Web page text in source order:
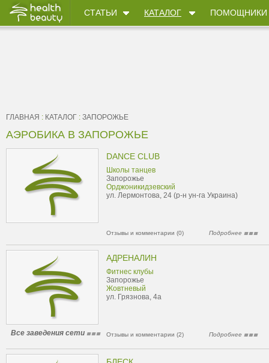
СТАТЬИ КАТАЛОГ ПОМОЩНИКИ
ГЛАВНАЯ : КАТАЛОГ : ЗАПОРОЖЬЕ
АЭРОБИКА В ЗАПОРОЖЬЕ
DANCE CLUB
Школы танцев
Запорожье
Орджоникидзевский
ул. Лермонтова, 24 (р-н ун-га Украина)
Отзывы и комментарии (0) Подробнее
АДРЕНАЛИН
Фитнес клубы
Запорожье
Жовтневый
ул. Грязнова, 4а
Все заведения сети Отзывы и комментарии (2) Подробнее